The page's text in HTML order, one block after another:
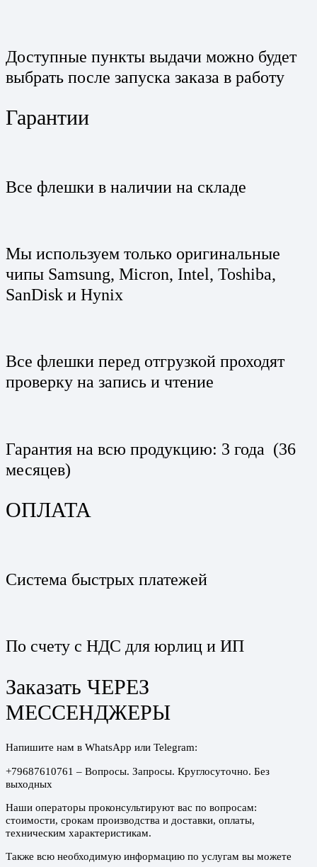
Доступные пункты выдачи можно будет
выбрать после запуска заказа в работу
Гарантии
Все флешки в наличии на складе
Мы используем только оригинальные
чипы Samsung, Micron, Intel, Toshiba,
SanDisk и Hynix
Все флешки перед отгрузкой проходят
проверку на запись и чтение
Гарантия на всю продукцию: 3 года (36
месяцев)
ОПЛАТА
Система быстрых платежей
По счету с НДС для юрлиц и ИП
Заказать ЧЕРЕЗ
МЕССЕНДЖЕРЫ
Напишите нам в WhatsApp или Telegram:
+79687610761 – Вопросы. Запросы. Круглосуточно. Без
выходных
Наши операторы проконсультируют вас по вопросам:
стоимости, срокам производства и доставки, оплаты,
техническим характеристикам.
Также всю необходимую информацию по услугам вы можете